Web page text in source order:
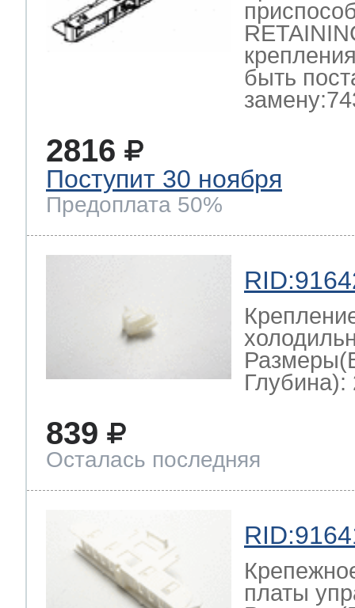
быть
2816
Поступит 30 ноября
Предоплата 50%
Глубина):
839
Осталась последняя
платы